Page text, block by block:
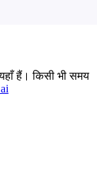
हैं। किसी भी समय